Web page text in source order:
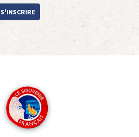
S'INSCRIRE